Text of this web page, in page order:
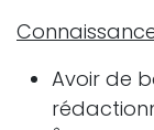
Avoir de